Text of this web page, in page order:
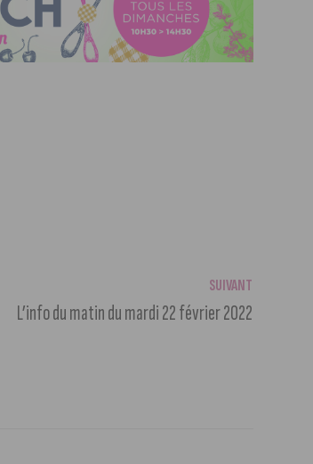
SUIVANT
L’info du matin du mardi 22 février 2022